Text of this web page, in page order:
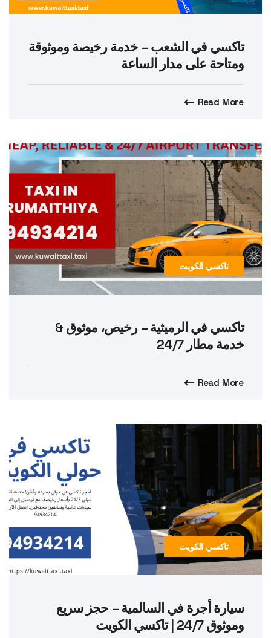
تاكسي في الشعب – خدمة رخيصة وموثوقة
ومتاحة على مدار الساعة
Read More
تاكسي الكويت
تاكسي في الرميثية – رخيص، موثوق &
خدمة مطار 24/7
Read More
تاكسي الكويت
سيارة أجرة في السالمية – حجز سريع
وموثوق 24/7 | تاكسي الكويت